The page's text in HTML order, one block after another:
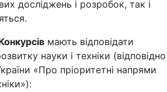
досліджень і розробок, так і
мають відповідати
науки і техніки (відповідно
«Про пріоритетні напрями